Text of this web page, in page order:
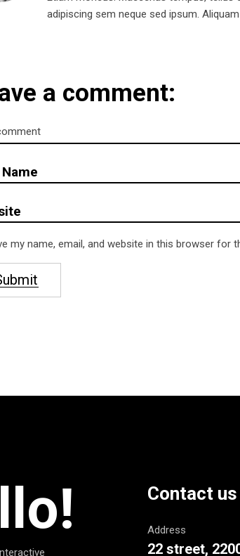
adipiscing sem neque sed ipsum.
a comment:
my name, email, and website in this browser for
Contact us
Address
22 street,